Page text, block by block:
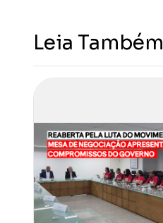
Leia Também